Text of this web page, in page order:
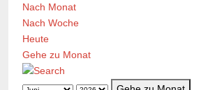
Nach Monat
Nach Woche
Heute
Gehe zu Monat